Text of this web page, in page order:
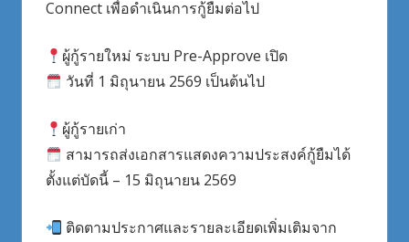
Connect เพื่อดำเนินการกู้ยืมต่อไป
ผู้กู้รายใหม่ ระบบ Pre-Approve เปิด
วันที่ 1 มิถุนายน 2569 เป็นต้นไป
ผู้กู้รายเก่า
สามารถส่งเอกสารแสดงความประสงค์กู้ยืมได้
ตั้งแต่บัดนี้ – 15 มิถุนายน 2569
ติดตามประกาศและรายละเอียดเพิ่มเติมจาก